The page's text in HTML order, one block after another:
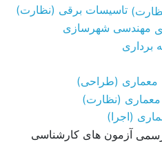
تاسیسات برقی (نظارت)
مهندسی شهرسازی
(طراحی)
(نظارت)
(اجرا)
آزمون های کارشناسی